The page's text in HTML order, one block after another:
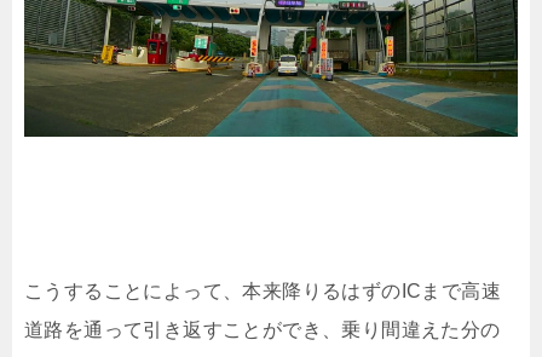
こうすることによって、本来降りるはずのICまで高速
道路を通って引き返すことができ、乗り間違えた分の